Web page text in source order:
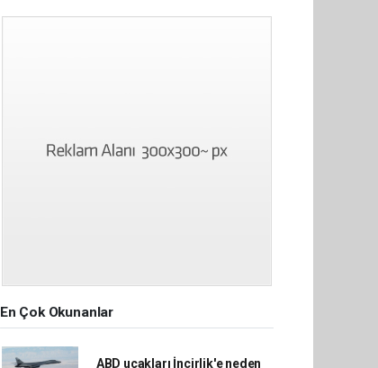
En Çok Okunanlar
ABD uçakları İncirlik'e neden